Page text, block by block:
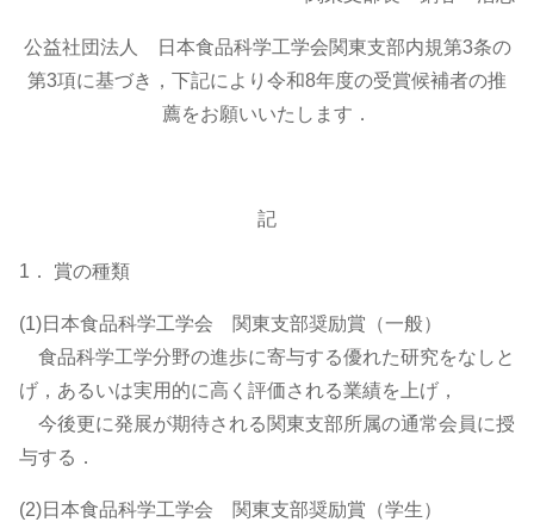
公益社団法人 日本食品科学工学会関東支部内規第3条の
第3項に基づき，下記により令和8年度の受賞候補者の推
薦をお願いいたします．
記
1． 賞の種類
(1)日本食品科学工学会 関東支部奨励賞（一般）
食品科学工学分野の進歩に寄与する優れた研究をなしと
げ，あるいは実用的に高く評価される業績を上げ，
今後更に発展が期待される関東支部所属の通常会員に授
与する．
(2)日本食品科学工学会 関東支部奨励賞（学生）